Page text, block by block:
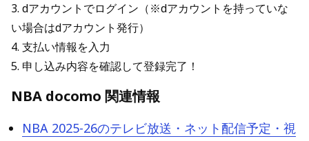
3. dアカウントでログイン（※dアカウントを持っていな
い場合はdアカウント発行）
4. 支払い情報を入力
5. 申し込み内容を確認して登録完了！
NBA docomo 関連情報
NBA 2025-26のテレビ放送・ネット配信予定・視